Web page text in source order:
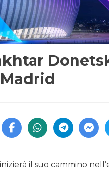
inizierà il suo cammino